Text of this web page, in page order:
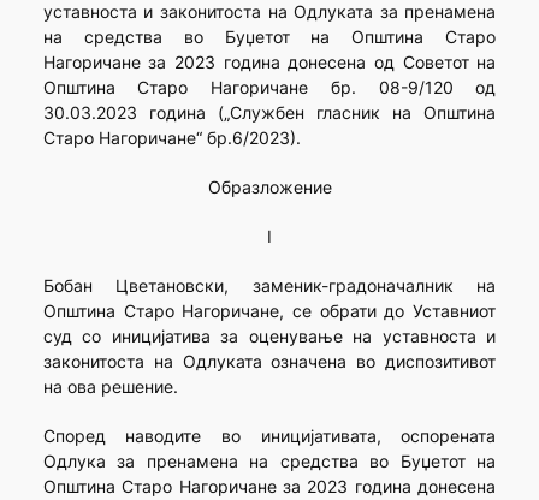
уставноста и законитоста на Одлуката за пренамена
на средства во Буџетот на Општина Старо
Нагоричане за 2023 година донесена од Советот на
Општина Старо Нагоричане бр. 08-9/120 од
30.03.2023 година („Службен гласник на Општина
Старо Нагоричане“ бр.6/2023).
Образложение
I
Бобан Цветановски, заменик-градоначалник на
Општина Старо Нагоричане, се обрати до Уставниот
суд со иницијатива за оценување на уставноста и
законитоста на Одлуката означена во диспозитивот
на ова решение.
Според наводите во иницијативата, оспорената
Одлука за пренамена на средства во Буџетот на
Општина Старо Нагоричане за 2023 година донесена